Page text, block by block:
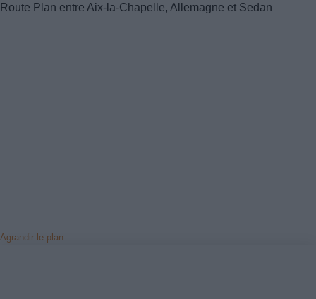
Route Plan entre Aix-la-Chapelle, Allemagne et Sedan
Agrandir le plan